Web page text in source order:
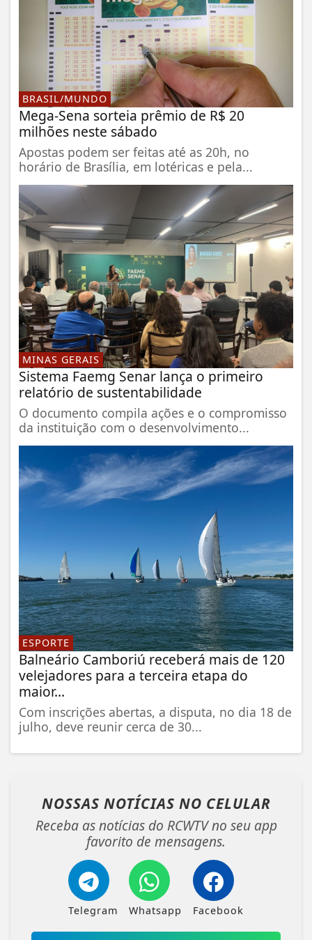
BRASIL/MUNDO
Mega-Sena sorteia prêmio de R$ 20
milhões neste sábado
Apostas podem ser feitas até as 20h, no
horário de Brasília, em lotéricas e pela...
MINAS GERAIS
Sistema Faemg Senar lança o primeiro
relatório de sustentabilidade
O documento compila ações e o compromisso
da instituição com o desenvolvimento...
ESPORTE
Balneário Camboriú receberá mais de 120
velejadores para a terceira etapa do
maior...
Com inscrições abertas, a disputa, no dia 18 de
julho, deve reunir cerca de 30...
NOSSAS NOTÍCIAS NO CELULAR
Receba as notícias do RCWTV no seu app
favorito de mensagens.
Telegram Whatsapp Facebook